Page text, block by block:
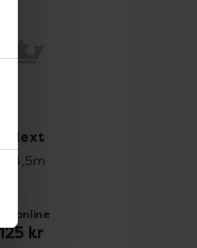
Next
Pris online
kr